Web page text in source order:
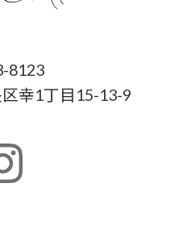
8123
幸1丁目15-13-9